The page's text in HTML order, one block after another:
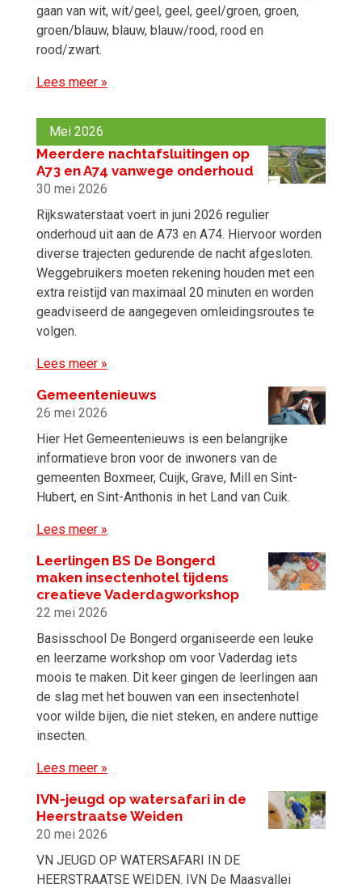
gaan van wit, wit/geel, geel, geel/groen, groen,
groen/blauw, blauw, blauw/rood, rood en
rood/zwart.
Lees meer »
Mei 2026
Meerdere nachtafsluitingen op
A73 en A74 vanwege onderhoud
30 mei 2026
Rijkswaterstaat voert in juni 2026 regulier
onderhoud uit aan de A73 en A74. Hiervoor worden
diverse trajecten gedurende de nacht afgesloten.
Weggebruikers moeten rekening houden met een
extra reistijd van maximaal 20 minuten en worden
geadviseerd de aangegeven omleidingsroutes te
volgen.
Lees meer »
Gemeentenieuws
26 mei 2026
Hier Het Gemeentenieuws is een belangrijke
informatieve bron voor de inwoners van de
gemeenten Boxmeer, Cuijk, Grave, Mill en Sint-
Hubert, en Sint-Anthonis in het Land van Cuik.
Lees meer »
Leerlingen BS De Bongerd
maken insectenhotel tijdens
creatieve Vaderdagworkshop
22 mei 2026
Basisschool De Bongerd organiseerde een leuke
en leerzame workshop om voor Vaderdag iets
moois te maken. Dit keer gingen de leerlingen aan
de slag met het bouwen van een insectenhotel
voor wilde bijen, die niet steken, en andere nuttige
insecten.
Lees meer »
IVN-jeugd op watersafari in de
Heerstraatse Weiden
20 mei 2026
VN JEUGD OP WATERSAFARI IN DE
HEERSTRAATSE WEIDEN. IVN De Maasvallei